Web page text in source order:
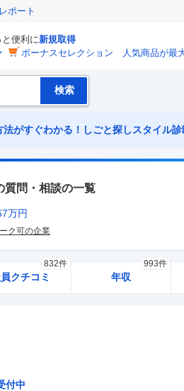
ポート
と便利に新規取得
ボーナスセレクション 人気商品が最
がすぐわかる！しごと探しスタイル
質問・相談の一覧
万円
ク可の企業
クチコミ
832件
年収
993件
付中